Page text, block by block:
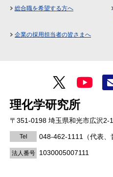
総合職を希望する方へ
企業の採用担当者の皆さまへ
理化学研究所
〒351-0198 埼玉県和光市広沢2-1
Tel 048-462-1111 （代表、
法人番号 1030005007111